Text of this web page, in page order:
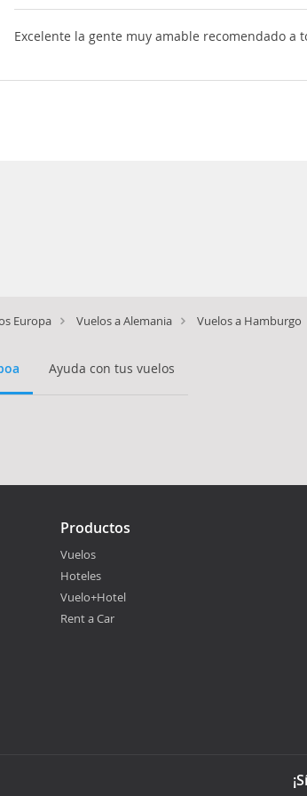
Excelente la gente muy amable recomendado a
Europa Vuelos a Alemania Vuelos a Hamburgo
Ayuda con tus vuelos
Productos
Vuelos
Hoteles
Vuelo+Hotel
Rent a Car